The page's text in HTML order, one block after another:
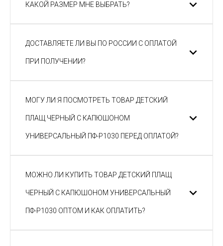
КАКОЙ РАЗМЕР МНЕ ВЫБРАТЬ?
ДОСТАВЛЯЕТЕ ЛИ ВЫ ПО РОССИИ С ОПЛАТОЙ
ПРИ ПОЛУЧЕНИИ?
МОГУ ЛИ Я ПОСМОТРЕТЬ ТОВАР ДЕТСКИЙ
ПЛАЩ ЧЕРНЫЙ С КАПЮШОНОМ
УНИВЕРСАЛЬНЫЙ ПФ-P1030 ПЕРЕД ОПЛАТОЙ?
МОЖНО ЛИ КУПИТЬ ТОВАР ДЕТСКИЙ ПЛАЩ
ЧЕРНЫЙ С КАПЮШОНОМ УНИВЕРСАЛЬНЫЙ
ПФ-P1030 ОПТОМ И КАК ОПЛАТИТЬ?